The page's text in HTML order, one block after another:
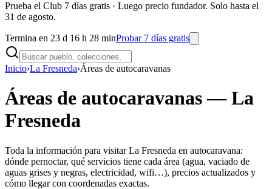
Prueba el Club 7 días gratis · Luego precio fundador. Solo hasta el
31 de agosto.
Termina en 23 d 16 h 28 minProbar 7 días gratis
Inicio›La Fresneda›Áreas de autocaravanas
Áreas de autocaravanas—La
Fresneda
Toda la información para visitar La Fresneda en autocaravana:
dónde pernoctar, qué servicios tiene cada área (agua, vaciado de
aguas grises y negras, electricidad, wifi…), precios actualizados y
cómo llegar con coordenadas exactas.